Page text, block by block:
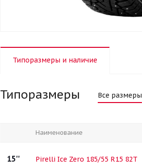
Типоразмеры и наличие
Типоразмеры Все размеры
Наименование
15'' Pirelli Ice Zero 185/55 R15 82T